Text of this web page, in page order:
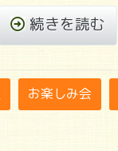
続きを読む
お楽しみ会